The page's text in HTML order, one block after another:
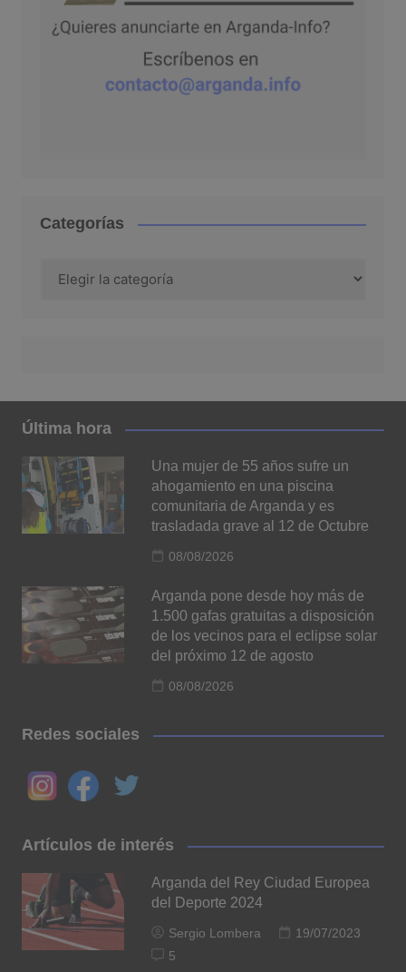
Categorías
Última hora
Una mujer de 55 años sufre un
ahogamiento en una piscina
comunitaria de Arganda y es
trasladada grave al 12 de Octubre
08/08/2026
Arganda pone desde hoy más de
1.500 gafas gratuitas a disposición
de los vecinos para el eclipse solar
del próximo 12 de agosto
08/08/2026
Redes sociales
Artículos de interés
Arganda del Rey Ciudad Europea
del Deporte 2024
Sergio Lombera
19/07/2023
5